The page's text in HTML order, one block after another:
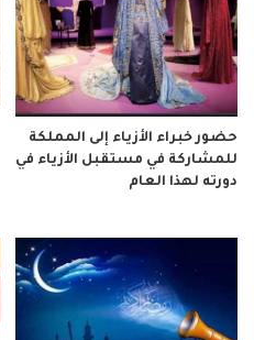
حضور خبراء الأزياء إلى المملكة
للمشاركة في مستقبل الأزياء في
دورته لهذا العام